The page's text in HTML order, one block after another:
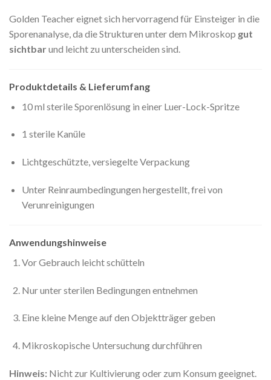
Golden Teacher eignet sich hervorragend für Einsteiger in die
Sporenanalyse, da die Strukturen unter dem Mikroskop gut
sichtbarund leicht zu unterscheiden sind.
Produktdetails & Lieferumfang
10 ml sterile Sporenlösung in einer Luer-Lock-Spritze
1 sterile Kanüle
Lichtgeschützte, versiegelte Verpackung
Unter Reinraumbedingungen hergestellt, frei von
Verunreinigungen
Anwendungshinweise
Vor Gebrauch leicht schütteln
Nur unter sterilen Bedingungen entnehmen
Eine kleine Menge auf den Objektträger geben
Mikroskopische Untersuchung durchführen
Hinweis: Nicht zur Kultivierung oder zum Konsum geeignet.